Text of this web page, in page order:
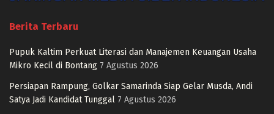
Berita Terbaru
Pupuk Kaltim Perkuat Literasi dan Manajemen Keuangan Usaha
Mikro Kecil di Bontang 7 Agustus 2026
Persiapan Rampung, Golkar Samarinda Siap Gelar Musda, Andi
Satya Jadi Kandidat Tunggal 7 Agustus 2026